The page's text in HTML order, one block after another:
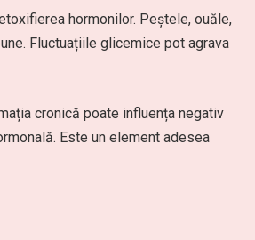
hormonilor. Peștele, ouăle,
Fluctuațiile glicemice pot agrava
cronică poate influența negativ
Este un element adesea